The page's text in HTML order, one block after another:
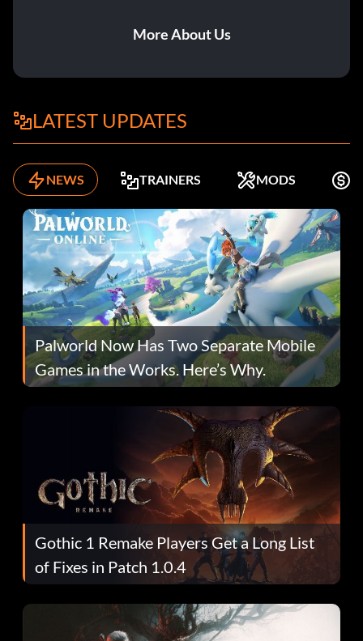
More About Us
LATEST UPDATES
NEWS TRAINERS MODS
Palworld Now Has Two Separate Mobile
Games in the Works. Here’s Why.
Gothic 1 Remake Players Get a Long List
of Fixes in Patch 1.0.4